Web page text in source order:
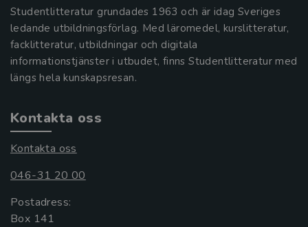
Studentlitteratur grundades 1963 och är idag Sveriges
ledande utbildningsförlag. Med läromedel, kurslitteratur,
facklitteratur, utbildningar och digitala
informationstjänster i utbudet, finns Studentlitteratur med
längs hela kunskapsresan.
Kontakta oss
Kontakta oss
046-31 20 00
Postadress:
Box 141